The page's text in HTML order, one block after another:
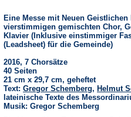
Eine Messe mit Neuen
vierstimmigen gemischten Chor,
Klavier (Inklusive einstimmiger
(Leadsheet) für die Gemeinde)
2016, 7 Chorsätze
40 Seiten
21 cm x 29,7 cm, geheftet
Text: Gregor Schemberg, Helmut
lateinische Texte des
Musik: Gregor Schemberg